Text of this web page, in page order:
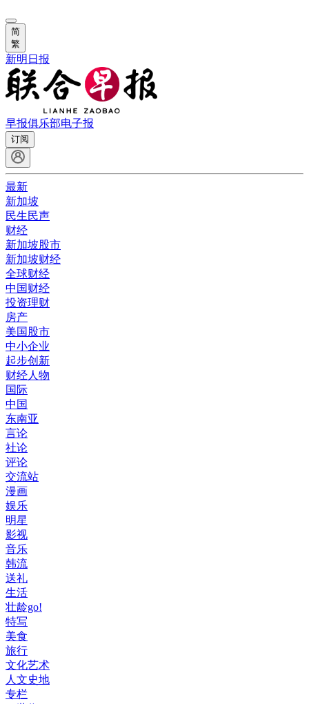
简
繁
新明日报
早报俱乐部电子报
订阅
最新
新加坡
民生民声
财经
新加坡股市
新加坡财经
全球财经
中国财经
投资理财
房产
美国股市
中小企业
起步创新
财经人物
国际
中国
东南亚
言论
社论
评论
交流站
漫画
娱乐
明星
影视
音乐
韩流
送礼
生活
壮龄go!
特写
美食
旅行
文化艺术
人文史地
专栏